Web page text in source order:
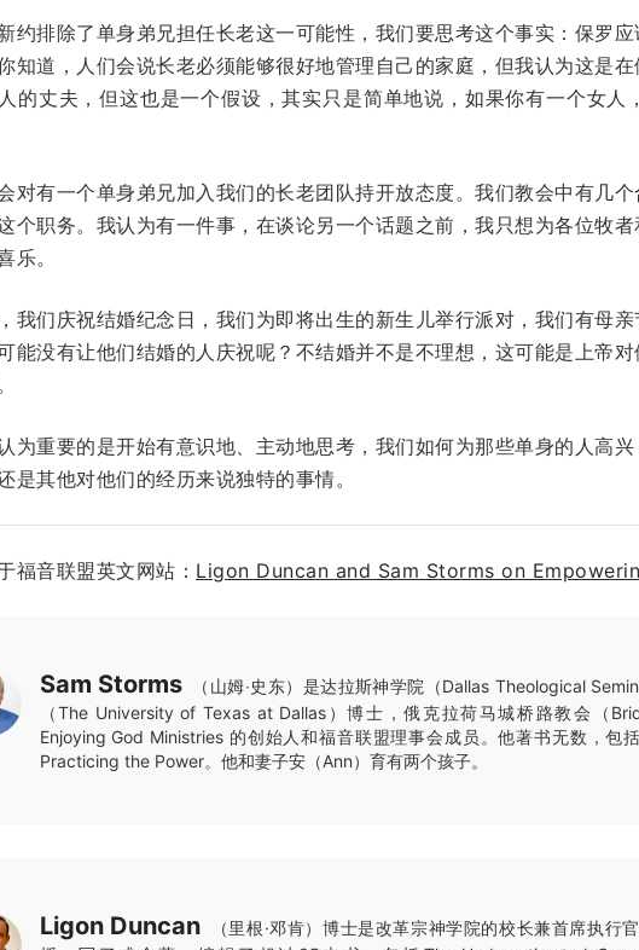
约排除了单身弟兄担任长老这一可能性，我们要思考这个事实：保罗
知道，人们会说长老必须能够很好地管理自己的家庭，但我认为这是
的丈夫，但这也是一个假设，其实只是简单地说，如果你有一个女
对有一个单身弟兄加入我们的长老团队持开放态度。我们教会中有几
个职务。我认为有一件事，在谈论另一个话题之前，我只想为各位牧
乐。
我们庆祝结婚纪念日，我们为即将出生的新生儿举行派对，我们有母
能没有让他们结婚的人庆祝呢？不结婚并不是不理想，这可能是上帝
为重要的是开始有意识地、主动地思考，我们如何为那些单身的人高
是其他对他们的经历来说独特的事情。
福音联盟英文网站： Ligon Duncan and Sam Storms on
Sam Storms
（山姆‧史东）是达拉斯神学院（Dallas Theological
（The University of Texas at Dallas）博士，俄克拉荷马城桥路教会（
Enjoying God Ministries 的创始人和福音联盟理事会成员。他著书无数，包
Practicing the Power。他和妻子安（Ann）育有两个孩子。
Ligon Duncan
（里根·邓肯）博士是改革宗神学院的校长兼首席执行